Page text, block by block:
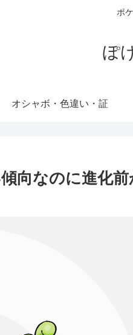
ポ
ぽ
オシャボ・色違い・証
向なのに進化